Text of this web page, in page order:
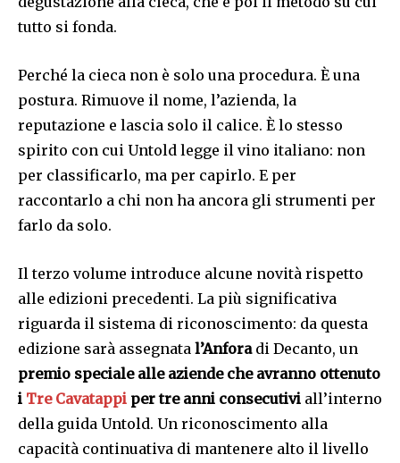
tutto si fonda.
Perché la cieca non è solo una procedura. È una
postura. Rimuove il nome, l’azienda, la
reputazione e lascia solo il calice. È lo stesso
spirito con cui Untold legge il vino italiano: non
per classificarlo, ma per capirlo. E per
raccontarlo a chi non ha ancora gli strumenti per
farlo da solo.
Il terzo volume introduce alcune novità rispetto
alle edizioni precedenti. La più significativa
riguarda il sistema di riconoscimento: da questa
edizione sarà assegnata l’Anforadi Decanto, un
premio speciale alle aziende che avranno ottenuto
i Tre Cavatappi per tre anni consecutivi all’interno
della guida Untold. Un riconoscimento alla
capacità continuativa di mantenere alto il livello